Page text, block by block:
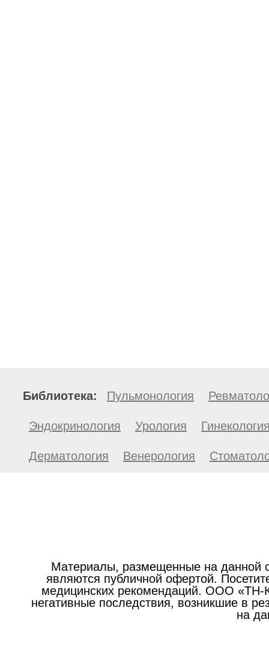
Библиотека: Пульмонология
Эндокринология Урология
Дерматология Венерология
Материалы, размещенные на данной
являются публичной офертой.
медицинских рекомендаций. ООО «ТН-
негативные последствия, возникшие в
на